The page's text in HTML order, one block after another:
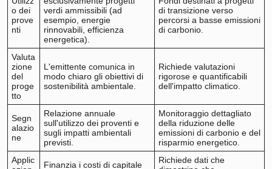
o dei
prove
nti
verdi ammissibili (ad
esempio, energie
rinnovabili, efficienza
energetica).
di transizione verso
percorsi a basse emissioni
di carbonio.
Valuta
zione
del
proge
tto
L'emittente comunica in
modo chiaro gli obiettivi di
sostenibilità ambientale.
Richiede valutazioni
rigorose e quantificabili
dell'impatto climatico.
Segn
alazio
ne
Relazione annuale
sull'utilizzo dei proventi e
sugli impatti ambientali
previsti.
Monitoraggio dettagliato
della riduzione delle
emissioni di carbonio e del
risparmio energetico.
Applic
Finanzia i costi di capitale
Richiede dati che